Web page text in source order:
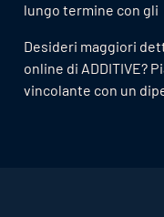
lungo termine con gli
Desideri maggiori
online di ADDITIVE?
vincolante con un